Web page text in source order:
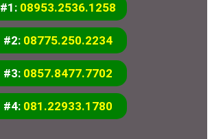
#1: 08953.2536.1258
#2: 08775.250.2234
#3: 0857.8477.7702
#4: 081.22933.1780